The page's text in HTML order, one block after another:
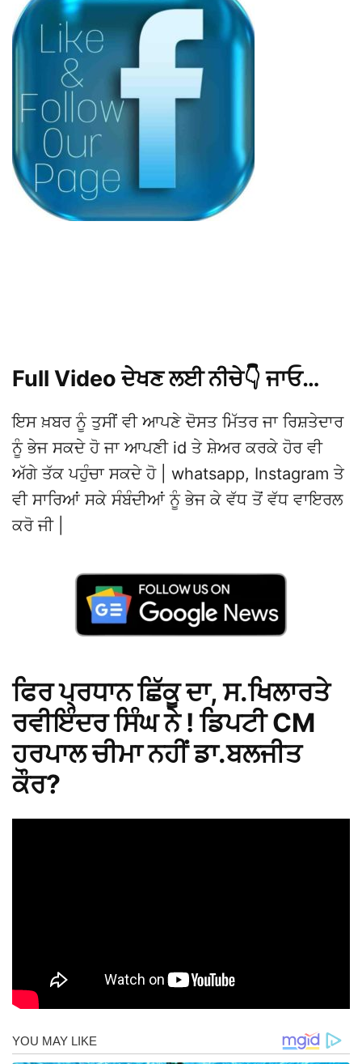
Full Video ਦੇਖਣ ਲਈ ਨੀਚੇ👇 ਜਾਓ…
ਇਸ ਖ਼ਬਰ ਨੂੰ ਤੁਸੀਂ ਵੀ ਆਪਣੇ ਦੋਸਤ ਮਿੱਤਰ ਜਾ ਰਿਸ਼ਤੇਦਾਰ
ਨੂੰ ਭੇਜ ਸਕਦੇ ਹੋ ਜਾ ਆਪਣੀ id ਤੇ ਸ਼ੇਅਰ ਕਰਕੇ ਹੋਰ ਵੀ
ਅੱਗੇ ਤੱਕ ਪਹੁੰਚਾ ਸਕਦੇ ਹੋ | whatsapp, Instagram ਤੇ
ਵੀ ਸਾਰਿਆਂ ਸਕੇ ਸੰਬੰਦੀਆਂ ਨੂੰ ਭੇਜ ਕੇ ਵੱਧ ਤੋਂ ਵੱਧ ਵਾਇਰਲ
ਕਰੋ ਜੀ |
ਫਿਰ ਪ੍ਰਧਾਨ ਛਿੱਕੂ ਦਾ, ਸ.ਖਿਲਾਰਤੇ
ਰਵੀਇੰਦਰ ਸਿੰਘ ਨੇ ! ਡਿਪਟੀ CM
ਹਰਪਾਲ ਚੀਮਾ ਨਹੀਂ ਡਾ.ਬਲਜੀਤ
ਕੌਰ?